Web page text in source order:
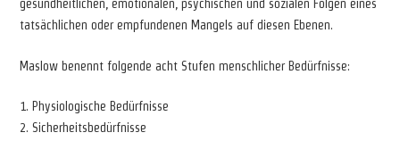
gesundheitlichen, emotionalen, psychischen und sozialen Folgen eines
tatsächlichen oder empfundenen Mangels auf diesen Ebenen.
Maslow benennt folgende acht Stufen menschlicher Bedürfnisse:
1. Physiologische Bedürfnisse
2. Sicherheitsbedürfnisse